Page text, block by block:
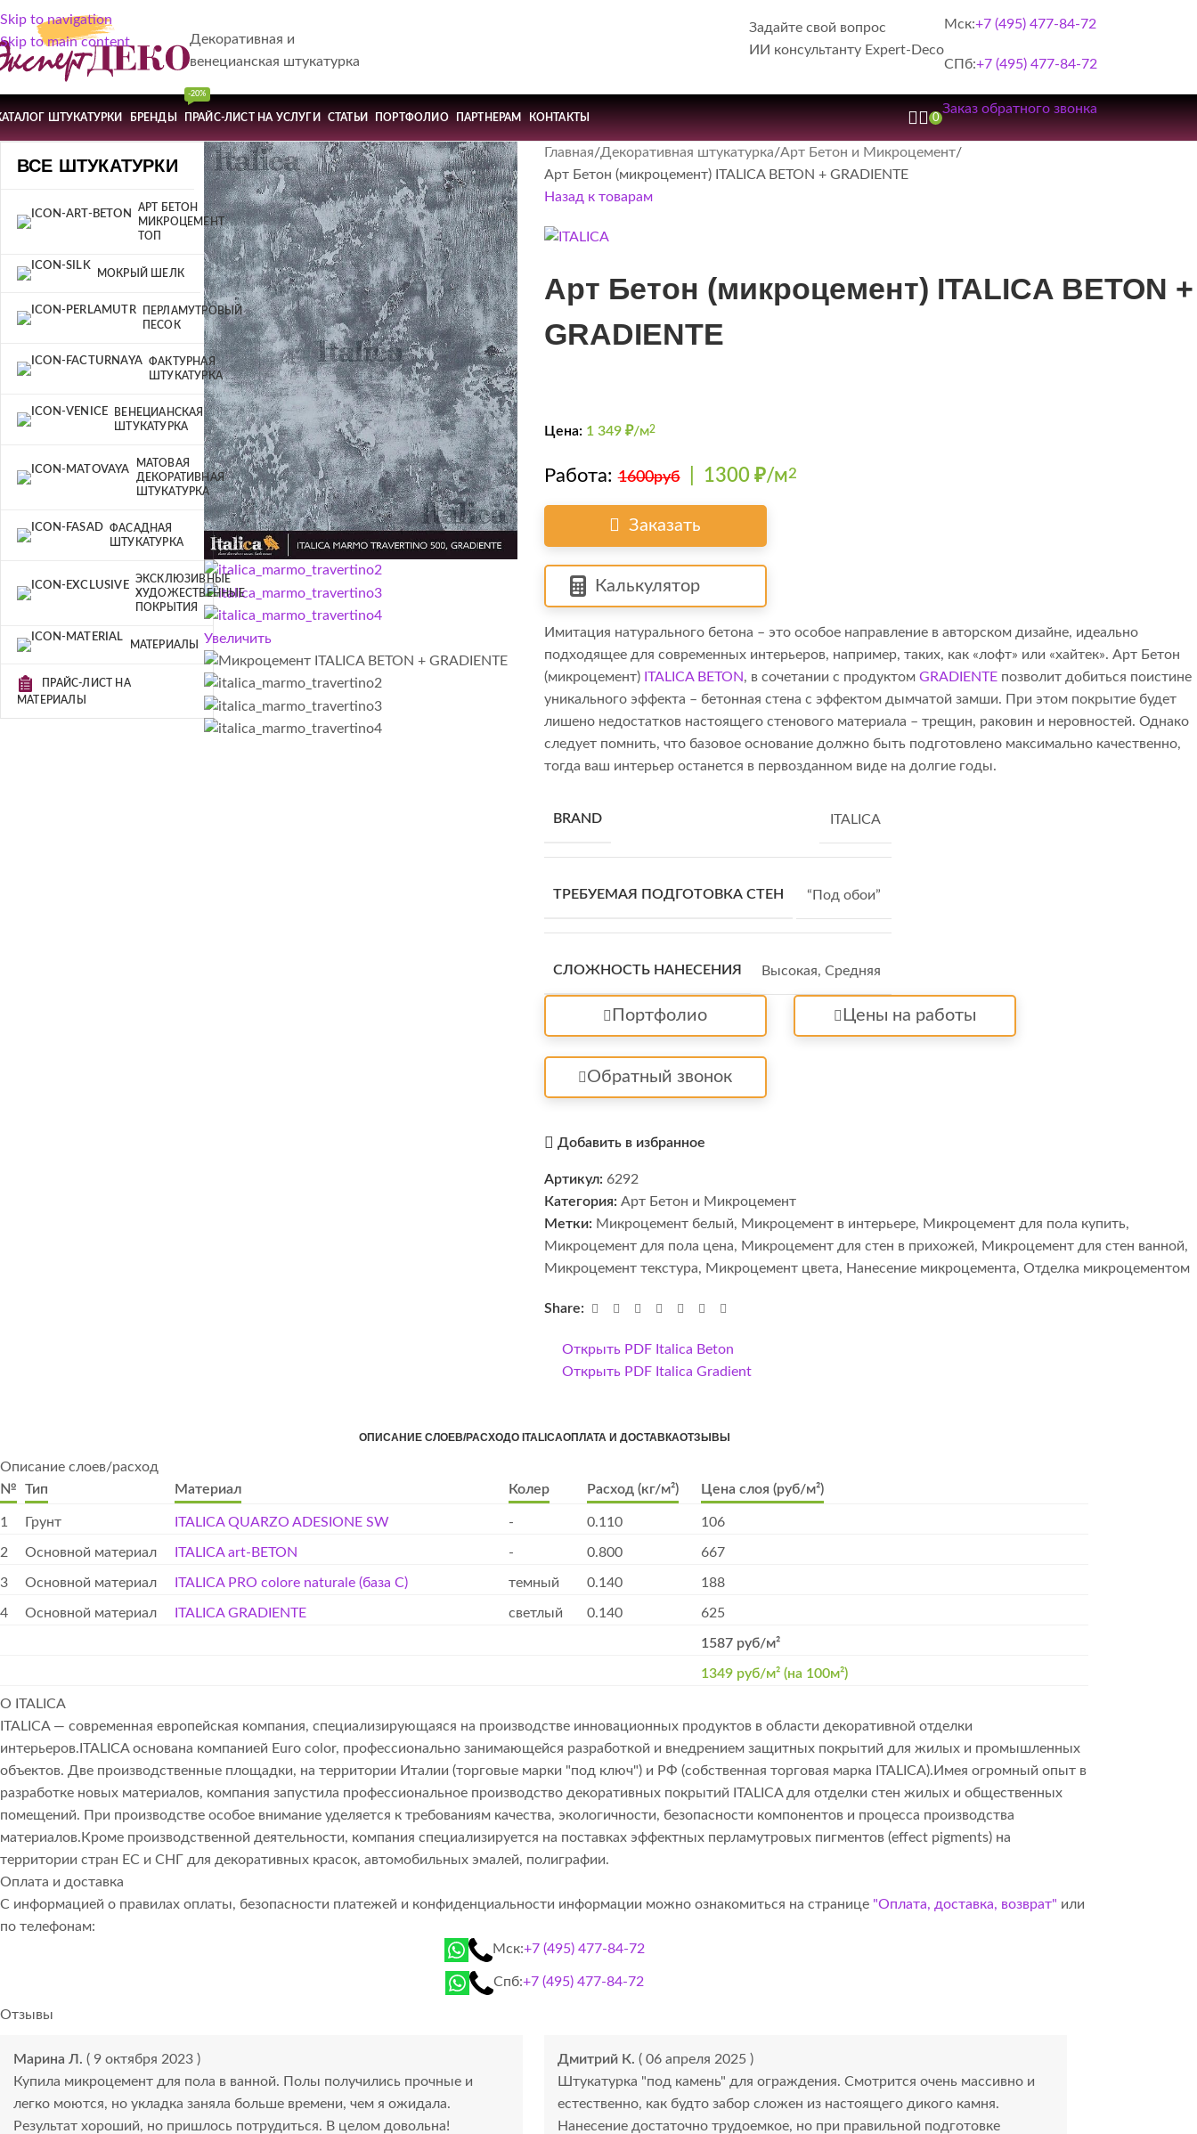
Skip to navigation
Skip to main content
Декоративная и
венецианская штукатурка
Задайте свой вопрос
ИИ консультанту Expert-Deco
Мск:+7 (495) 477-84-72
СПб:+7 (495) 477-84-72
ШТУКАТУРКИ БРЕНДЫ ПРАЙС-ЛИСТ НА УСЛУГИ
-20%
СТАТЬИ ПОРТФОЛИО ПАРТНЕРАМ КОНТАКТЫ 0
Заказ обратного звонка
ВСЕ ШТУКАТУРКИ
АРТ БЕТОН
МИКРОЦЕМЕНТ
ТОП
МОКРЫЙ ШЕЛК
ПЕРЛАМУТРОВЫЙ
ПЕСОК
ФАКТУРНАЯ
ШТУКАТУРКА
ВЕНЕЦИАНСКАЯ
ШТУКАТУРКА
МАТОВАЯ
ДЕКОРАТИВНАЯ
ШТУКАТУРКА
ФАСАДНАЯ
ШТУКАТУРКА
ЭКСКЛЮЗИВНЫЕ
ХУДОЖЕСТВЕННЫЕ
ПОКРЫТИЯ
МАТЕРИАЛЫ
ПРАЙС-ЛИСТ НА
МАТЕРИАЛЫ
Увеличить
Главная Декоративная штукатурка Арт Бетон и Микроцемент
Арт Бетон (микроцемент) ITALICA BETON + GRADIENTE
Назад к товарам
Арт Бетон (микроцемент) ITALICA BETON +
GRADIENTE
Цена: 1 349 ₽/м2
Работа:1600руб| 1300 ₽/м2
Заказать
Калькулятор
Имитация натурального бетона – это особое направление в авторском дизайне, идеально
подходящее для современных интерьеров, например, таких, как «лофт» или «хайтек». Арт Бетон
(микроцемент) ITALICA BETON, в сочетании с продуктом GRADIENTEпозволит добиться поистине
уникального эффекта – бетонная стена с эффектом дымчатой замши. При этом покрытие будет
лишено недостатков настоящего стенового материала – трещин, раковин и неровностей. Однако
следует помнить, что базовое основание должно быть подготовлено максимально качественно,
тогда ваш интерьер останется в первозданном виде на долгие годы.
BRAND ITALICA
ТРЕБУЕМАЯ ПОДГОТОВКА СТЕН “Под обои”
СЛОЖНОСТЬ НАНЕСЕНИЯ Высокая, Средняя
Портфолио Цены на работы
Обратный звонок
Добавить в избранное
Артикул: 6292
Категория: Арт Бетон и Микроцемент
Метки: Микроцемент белый, Микроцемент в интерьере, Микроцемент для пола купить,
Микроцемент для пола цена, Микроцемент для стен в прихожей, Микроцемент для стен ванной,
Микроцемент текстура, Микроцемент цвета, Нанесение микроцемента, Отделка микроцементом
Share:
Открыть PDF Italica Beton
Открыть PDF Italica Gradient
ОПИСАНИЕ СЛОЕВ/РАСХОДО ITALICAОПЛАТА И ДОСТАВКАОТЗЫВЫ
Описание слоев/расход
№
Тип Материал Колер Расход (кг/м²) Цена слоя (руб/м²)
1 Грунт ITALICA QUARZO ADESIONE SW - 0.110 106
2 Основной материал ITALICA art-BETON - 0.800 667
3 Основной материал ITALICA PRO colore naturale (база С) темный 0.140 188
4 Основной материал ITALICA GRADIENTE светлый 0.140 625
1587 руб/м²
1349 руб/м² (на 100м²)
О ITALICA
ITALICA — современная европейская компания, специализирующаяся на производстве инновационных продуктов в области декоративной отделки
интерьеров.ITALICA основана компанией Euro color, профессионально занимающейся разработкой и внедрением защитных покрытий для жилых и промышленных
объектов. Две производственные площадки, на территории Италии (торговые марки "под ключ") и РФ (собственная торговая марка ITALICA).Имея огромный опыт в
разработке новых материалов, компания запустила профессиональное производство декоративных покрытий ITALICA для отделки стен жилых и общественных
помещений. При производстве особое внимание уделяется к требованиям качества, экологичности, безопасности компонентов и процесса производства
материалов.Кроме производственной деятельности, компания специализируется на поставках эффектных перламутровых пигментов (effect pigments) на
территории стран ЕС и СНГ для декоративных красок, автомобильных эмалей, полиграфии.
Оплата и доставка
С информацией о правилах оплаты, безопасности платежей и конфиденциальности информации можно ознакомиться на странице "Оплата, доставка, возврат" или
по телефонам:
Мск:+7 (495) 477-84-72
Спб:+7 (495) 477-84-72
Отзывы
Марина Л. ( 9 октября 2023 )
Купила микроцемент для пола в ванной. Полы получились прочные и
легко моются, но укладка заняла больше времени, чем я ожидала.
Результат хороший, но пришлось потрудиться. В целом довольна!
Дмитрий К. ( 06 апреля 2025 )
Штукатурка "под камень" для ограждения. Смотрится очень массивно и
естественно, как будто забор сложен из настоящего дикого камня.
Нанесение достаточно трудоемкое, но при правильной подготовке